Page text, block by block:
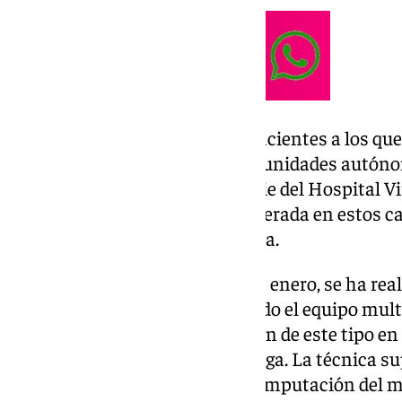
En este sentido, el 30% de los pacientes a los
QTIA fue derivado de otras comunidades
de extremidad ha sido, en la serie del Hospital
encima de la media del 80% esperada en
Macarena en una nota de prensa.
Precisamente, el pasado mes de enero, se ha
cirujanos cardiovasculares y todo el equipo
Macarena la última intervención de este tipo
irresecable derivada desde Málaga. La técnica
complejo y eficaz» que evita la amputación del